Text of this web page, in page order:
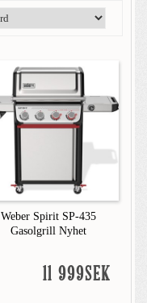
Weber Spirit SP-435
Gasolgrill Nyhet
11 999SEK